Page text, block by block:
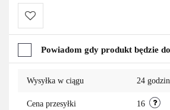
Do
Powiadom gdy produkt będzie
Wysyłka w ciągu 24
Cena przesyłki 16